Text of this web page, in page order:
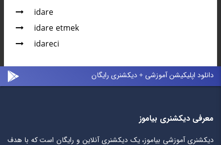
idare
idare etmek
idareci
دانلود اپلیکیشن آموزشی + دیکشنری رایگان
معرفی دیکشنری بیاموز
دیکشنری آموزشی بیاموز، یک دیکشنری آنلاین و رایگان است که با هدف